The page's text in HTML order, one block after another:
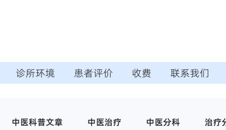
诊所环境 患者评价 收费 联系我们
中医科普文章 中医治疗 中医分科 治疗